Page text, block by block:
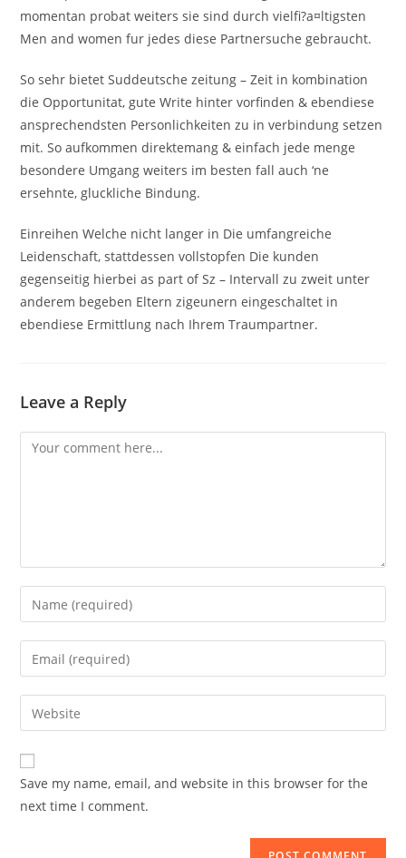
momentan probat weiters sie sind durch vielfi?a¤ltigsten
Men and women fur jedes diese Partnersuche gebraucht.
So sehr bietet Suddeutsche zeitung – Zeit in kombination
die Opportunitat, gute Write hinter vorfinden & ebendiese
ansprechendsten Personlichkeiten zu in verbindung setzen
mit. So aufkommen direktemang & einfach jede menge
besondere Umgang weiters im besten fall auch ‘ne
ersehnte, gluckliche Bindung.
Einreihen Welche nicht langer in Die umfangreiche
Leidenschaft, stattdessen vollstopfen Die kunden
gegenseitig hierbei as part of Sz – Intervall zu zweit unter
anderem begeben Eltern zigeunern eingeschaltet in
ebendiese Ermittlung nach Ihrem Traumpartner.
Leave a Reply
Comment
Enter
your
name
comment
Enter
your
email
address
comment
Enter
your
website
URL
(optional)
Save my name, email, and website in this browser for the
next time I comment.